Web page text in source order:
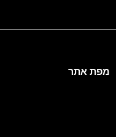
מפת אתר